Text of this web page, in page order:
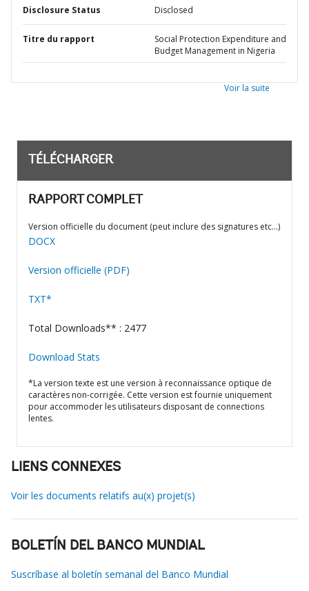
Disclosure Status Disclosed
Titre du rapport
Social Protection Expenditure and
Budget Management in Nigeria
Voir la suite
TÉLÉCHARGER
RAPPORT COMPLET
Version officielle du document (peut inclure des signatures etc…)
DOCX
Version officielle (PDF)
TXT*
Total Downloads** : 2477
Download Stats
*La version texte est une version à reconnaissance optique de
caractères non-corrigée. Cette version est fournie uniquement
pour accommoder les utilisateurs disposant de connections
lentes.
LIENS CONNEXES
Voir les documents relatifs au(x) projet(s)
BOLETÍN DEL BANCO MUNDIAL
Suscríbase al boletín semanal del Banco Mundial